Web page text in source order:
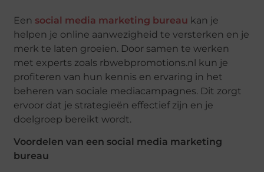
Een social media marketing bureau kan je
helpen je online aanwezigheid te versterken en je
merk te laten groeien. Door samen te werken
met experts zoals rbwebpromotions.nl kun je
profiteren van hun kennis en ervaring in het
beheren van sociale mediacampagnes. Dit zorgt
ervoor dat je strategieën effectief zijn en je
doelgroep bereikt wordt.
Voordelen van een social media marketing
bureau